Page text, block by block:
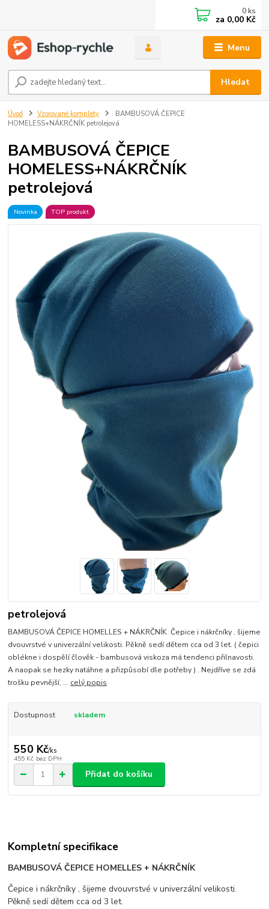
Menu
Hledat
0 ks
za 0,00 Kč
Úvod Vzorované komplety
BAMBUSOVÁ ČEPICE
HOMELESS+NÁKRČNÍK petrolejová
BAMBUSOVÁ ČEPICE
HOMELESS+NÁKRČNÍK
petrolejová
Novinka TOP produkt
petrolejová
BAMBUSOVÁ ČEPICE HOMELLES + NÁKRČNÍK Čepice i nákrčníky , šijeme
dvouvrstvé v univerzální velikosti. Pěkně sedí dětem cca od 3 let. ( čepici
oblékne i dospělí člověk - bambusová viskoza má tendenci přilnavosti.
A naopak se hezky natáhne a přizpůsobí dle potřeby ) . Nejdříve se zdá
trošku pevnější, ... celý popis
Dostupnost skladem
550 Kč/ks
455 Kč bez DPH
Přidat do košíku
Kompletní specifikace
BAMBUSOVÁ ČEPICE HOMELLES + NÁKRČNÍK
Čepice i nákrčníky , šijeme dvouvrstvé v univerzální velikosti.
Pěkně sedí dětem cca od 3 let.